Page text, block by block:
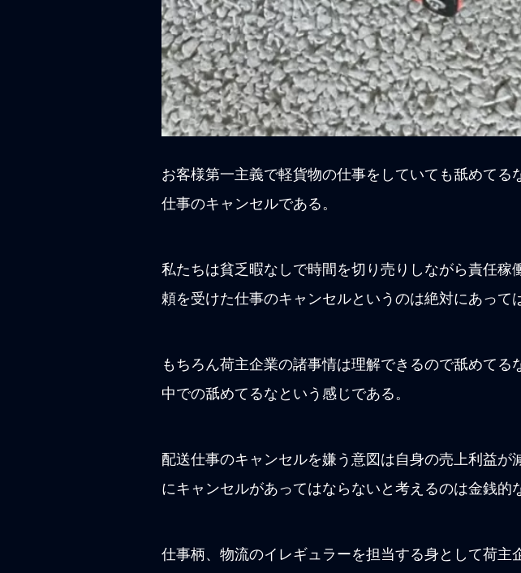
お客様第一主義で軽貨物の仕事をしていても舐めて
仕事のキャンセルである。
私たちは貧乏暇なしで時間を切り売りしながら責任
頼を受けた仕事のキャンセルというのは絶対にあって
もちろん荷主企業の諸事情は理解できるので舐めて
中での舐めてるなという感じである。
配送仕事のキャンセルを嫌う意図は自身の売上利益
にキャンセルがあってはならないと考えるのは金銭的
仕事柄、物流のイレギュラーを担当する身として荷